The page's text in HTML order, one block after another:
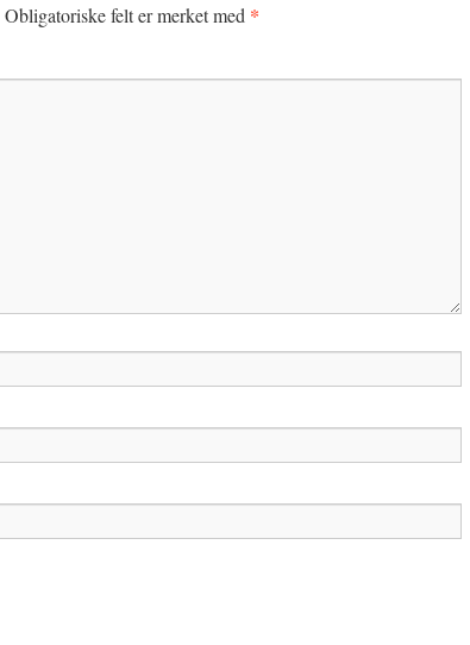
Obligatoriske felt er merket med *